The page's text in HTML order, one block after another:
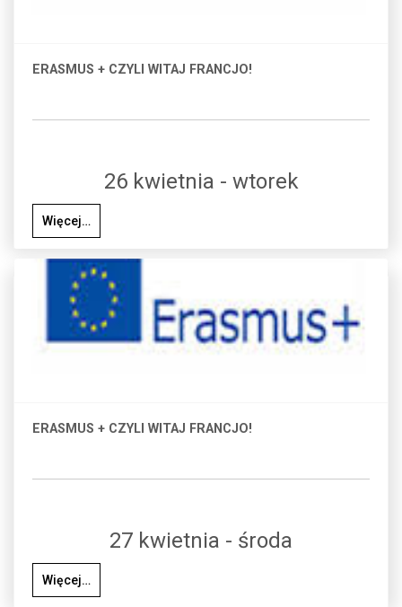
ERASMUS + CZYLI WITAJ FRANCJO!
26 kwietnia - wtorek
Więcej…
ERASMUS + CZYLI WITAJ FRANCJO!
27 kwietnia - środa
Więcej…